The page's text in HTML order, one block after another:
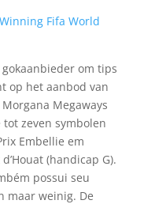
Fifa World
om tips
op het aanbod van
Megaways
zeven symbolen
Embellie em
(handicap G).
possui seu
maar weinig. De